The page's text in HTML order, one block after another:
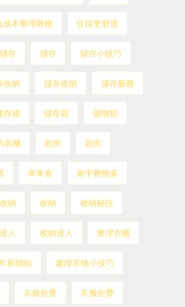
成本整理雜物 住得更舒適
儲存 儲存 儲存小技巧
收納 儲存收納 儲存服務
存箱 儲存箱 儲物箱
衣櫃 劏房 劏房
單車倉 家中雜物多
收納 收納 收納秘技
人 收納達人 整理衣櫃
新開始 處理衣物小技巧
衣服折疊 衣服折疊